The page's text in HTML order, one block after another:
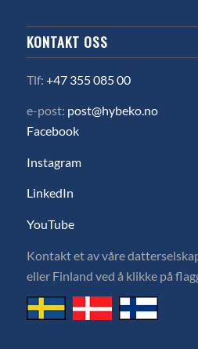
KONTAKT OSS
Tlf: +47 355 085 00
e-post: post@hybeko.no
Facebook
Instagram
LinkedIn
YouTube
Kontakt et av våre
eller Finland ved å klikke på